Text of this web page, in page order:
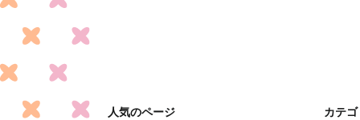
人気のページ カテ